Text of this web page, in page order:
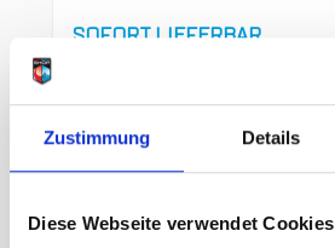
Zustimmung Details
Diese Webseite verwendet Cookies
SOFORT LIEFERBAR
Geschlecht Herren
Größe